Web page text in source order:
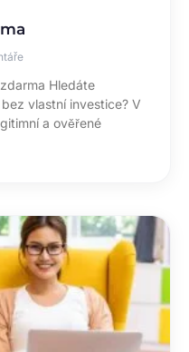
Hledáte
vlastní investice? V
a ověřené